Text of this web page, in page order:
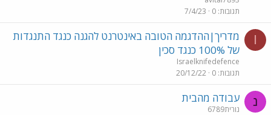
תגובות 0
7/4/23
I
מדריך|ההדגמה הטובה באינטרנט להגנה כנגד התנגדות
של 100% כנגד סכין
Israelknifedefence
תגובות 0
20/12/22
נ עבודה מהבית
נורית6789